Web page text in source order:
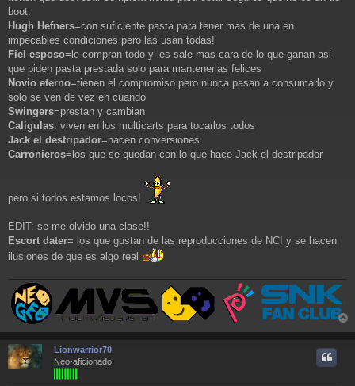
boot.
Hugh Hefners=con suficiente pasta para tener mas de una en
impecables condiciones pero las usan todas!
Fiel esposo=le compran todo y les sale mas cara de lo que ganan asi
que piden pasta prestada solo para mantenerlas felices
Novio eterno=tienen el compromiso pero nunca pasan a consumarlo y
solo se ven de vez en cuando
Swingers=prestan y cambian
Caligulas: viven en los multicarts para tocarlos todos
Jack el destripador=hacen conversiones
Carronieros=los que se quedan con lo que hace Jack el destripador
pero si todos estamos locos!
EDIT: se me olvido una clase!!
Escort dater= los que gustan de las reproducciones de NCI y se hacen
ilusiones de que es algo real
r
Lionwarrior70
Neo-aficionado